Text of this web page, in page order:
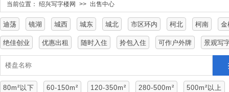
当前位置： 绍兴写字楼网 >> 出售中心
迪荡 镜湖 城西 城东 城北 市区环内 柯北 柯南 金
绝佳创业 优惠出租 随时入住 拎包入住 可作户外牌 景观写
80m²以下 60-150m² 120-350m² 280-500m² 500m²以上